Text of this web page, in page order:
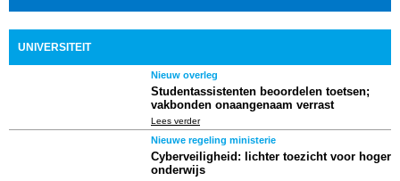
UNIVERSITEIT
Nieuw overleg
Studentassistenten beoordelen toetsen;
vakbonden onaangenaam verrast
Lees verder
Nieuwe regeling ministerie
Cyberveiligheid: lichter toezicht voor hoger
onderwijs